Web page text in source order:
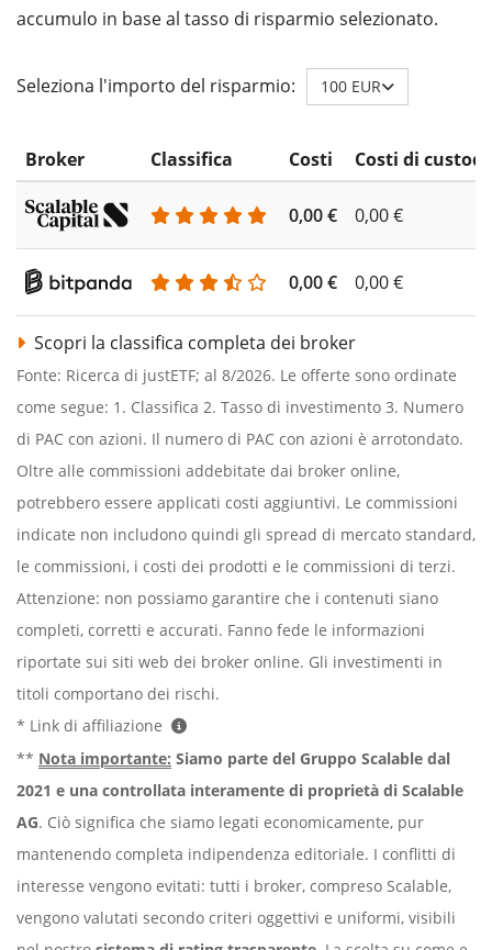
accumulo in base al tasso di risparmio selezionato.
Seleziona l'importo del risparmio: 100 EUR
Broker Classifica Costi Costi di
0,00 € 0,00 €
0,00 € 0,00 €
Scopri la classifica completa dei broker
Fonte: Ricerca di justETF; al 8/2026. Le offerte sono ordinate
come segue: 1. Classifica 2. Tasso di investimento 3. Numero
di PAC con azioni. Il numero di PAC con azioni è arrotondato.
Oltre alle commissioni addebitate dai broker online,
potrebbero essere applicati costi aggiuntivi. Le commissioni
indicate non includono quindi gli spread di mercato standard,
le commissioni, i costi dei prodotti e le commissioni di terzi.
Attenzione: non possiamo garantire che i contenuti siano
completi, corretti e accurati. Fanno fede le informazioni
riportate sui siti web dei broker online. Gli investimenti in
titoli comportano dei rischi.
* Link di affiliazione
** Nota importante: Siamo parte del Gruppo Scalable dal
2021 e una controllata interamente di proprietà di Scalable
AG. Ciò significa che siamo legati economicamente, pur
mantenendo completa indipendenza editoriale. I conflitti di
interesse vengono evitati: tutti i broker, compreso Scalable,
vengono valutati secondo criteri oggettivi e uniformi, visibili